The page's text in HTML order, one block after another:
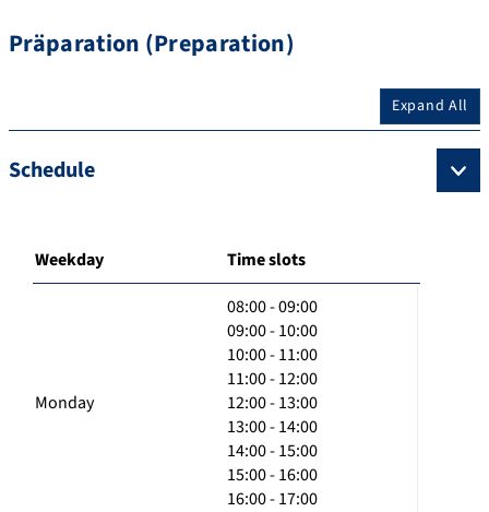
Präparation (Preparation)
Expand All
Schedule
Weekday Time slots
Monday
08:00 - 09:00
09:00 - 10:00
10:00 - 11:00
11:00 - 12:00
12:00 - 13:00
13:00 - 14:00
14:00 - 15:00
15:00 - 16:00
16:00 - 17:00